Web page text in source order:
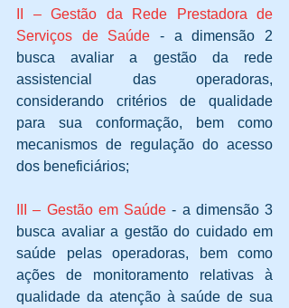
II – Gestão da Rede Prestadora de
Serviços de Saúde - a dimensão 2
busca avaliar a gestão da rede
assistencial das operadoras,
considerando critérios de qualidade
para sua conformação, bem como
mecanismos de regulação do acesso
dos beneficiários;
III – Gestão em Saúde - a dimensão 3
busca avaliar a gestão do cuidado em
saúde pelas operadoras, bem como
ações de monitoramento relativas à
qualidade da atenção à saúde de sua